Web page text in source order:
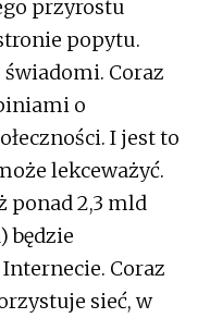
przyrostu
popytu.
Coraz
o
I jest to
lekceważyć.
ponad 2,3 mld
będzie
Coraz
sieć, w